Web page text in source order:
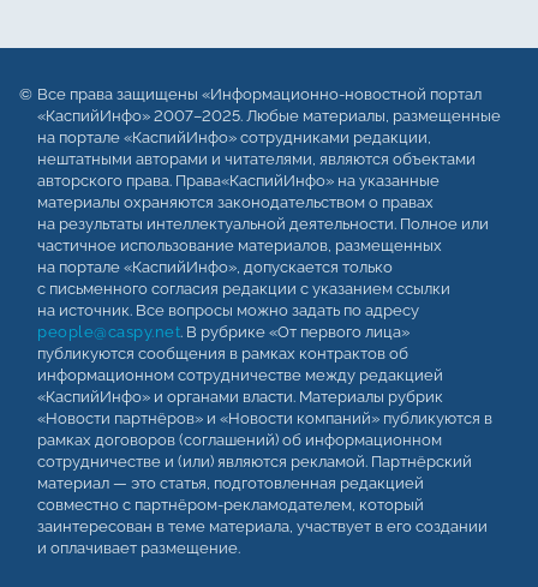
Все права защищены «Информационно-новостной портал
«КаспийИнфо» 2007–2025. Любые материалы, размещенные
на портале «КаспийИнфо» сотрудниками редакции,
нештатными авторами и читателями, являются объектами
авторского права. Права«КаспийИнфо» на указанные
материалы охраняются законодательством о правах
на результаты интеллектуальной деятельности. Полное или
частичное использование материалов, размещенных
на портале «КаспийИнфо», допускается только
с письменного согласия редакции с указанием ссылки
на источник. Все вопросы можно задать по адресу
people@caspy.net. В рубрике «От первого лица»
публикуются сообщения в рамках контрактов об
информационном сотрудничестве между редакцией
«КаспийИнфо» и органами власти. Материалы рубрик
«Новости партнёров» и «Новости компаний» публикуются в
рамках договоров (соглашений) об информационном
сотрудничестве и (или) являются рекламой. Партнёрский
материал — это статья, подготовленная редакцией
совместно с партнёром-рекламодателем, который
заинтересован в теме материала, участвует в его создании
и оплачивает размещение.